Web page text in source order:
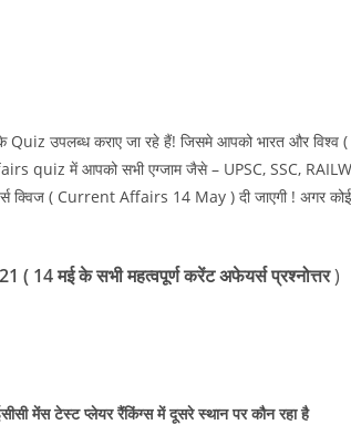
उपलब्ध कराए जा रहे हैं! जिसमे आपको भारत और
quiz में आपको सभी एग्जाम जैसे – UPSC, SSC,
क्विज ( Current Affairs 14 May ) दी जाएगी ! अगर
मई के सभी महत्वपूर्ण करेंट अफेयर्स प्रश्नोत्तर)
मेंस टेस्ट प्लेयर रैंकिंग्स में दूसरे स्थान पर कौन रहा है